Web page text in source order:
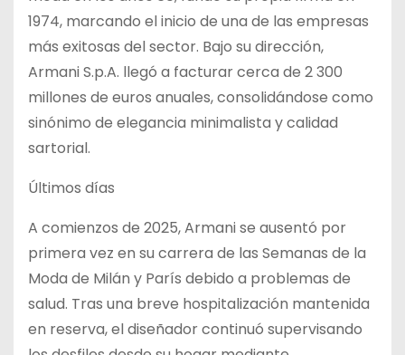
1974, marcando el inicio de una de las empresas
más exitosas del sector. Bajo su dirección,
Armani S.p.A. llegó a facturar cerca de 2 300
millones de euros anuales, consolidándose como
sinónimo de elegancia minimalista y calidad
sartorial.
Últimos días
A comienzos de 2025, Armani se ausentó por
primera vez en su carrera de las Semanas de la
Moda de Milán y París debido a problemas de
salud. Tras una breve hospitalización mantenida
en reserva, el diseñador continuó supervisando